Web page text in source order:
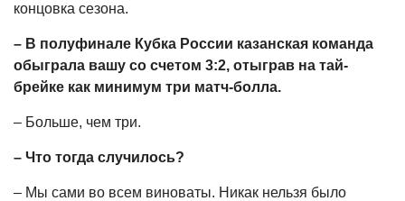
концовка сезона.
– В полуфинале Кубка России казанская команда
обыграла вашу со счетом 3:2, отыграв на тай-
брейке как минимум три матч-болла.
– Больше, чем три.
– Что тогда случилось?
– Мы сами во всем виноваты. Никак нельзя было